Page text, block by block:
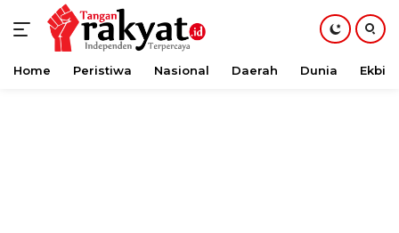
Langsung
Home Peristiwa Nasional Daerah Dunia Ekbis